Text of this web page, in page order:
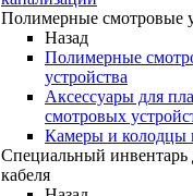
Полимерные смотровые
Назад
Полимерные
устройства
Аксессуары для
смотровых
Камеры и колодцы
Специальный инвентарь
кабеля